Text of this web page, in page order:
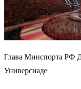
Глава Минспорта РФ
Универсиаде